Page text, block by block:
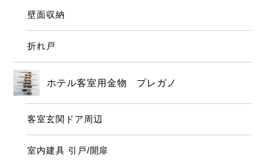
壁面収納
折れ戸
ホテル客室用金物 プレガノ
客室玄関ドア周辺
室内建具 引戸/開扉